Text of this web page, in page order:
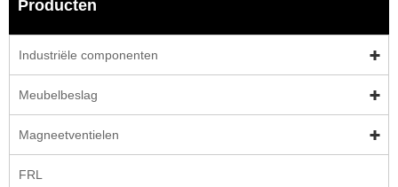
Producten
Industriële componenten
Meubelbeslag
Magneetventielen
FRL